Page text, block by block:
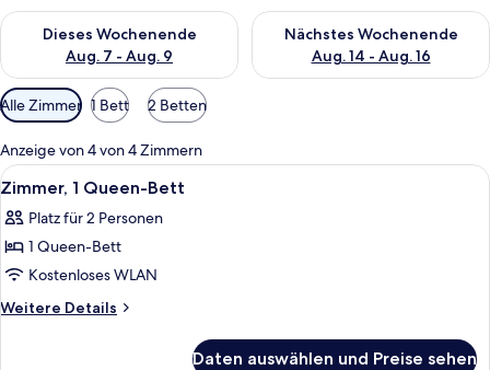
Dieses Wochenende
Aug. 7 - Aug. 9
Überprüfe die Verfügbarkeit für dieses Wochenende, Aug. 7
Nächstes Wochenende
Aug. 14 - Aug. 16
Überprüfe die Verfügbarkeit
Verfügbare
Filter
für
Zimmer
Alle Zimmer 1 Bett 2 Betten
Anzeige von 4 von 4 Zimmern
Alle
Fotos
für
Zimmer,
1
Queen-
Ein Hotelzimmer mit Bett,
4
Zimmer, 1 Queen-Bett
Platz für 2 Personen
1 Queen-Bett
Kostenloses WLAN
Weitere Details
Weitere
Daten auswählen und Preise sehen